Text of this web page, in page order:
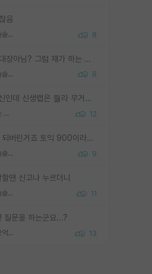
음
AI 학회들 거품 슬슬 지적이 나오네요 8
open ai가 ai대장아님? 그럼 쟤가 하는 말이 다 맞겠네
AI 학회들 거품 슬슬 지적이 나오네요 8
신생랩 1기 출신인데 신생랩은 줠라 무거운 바벨 같은거임. 들면 대박인데 못들면 깔려 죽음. 아무도 알려주지 않는 환경에서 자생해야하지만, 일단 살아남았다면 그 어떤 사람보다 악착같고 생존력 높은 사람으로 거듭날 수 있음
신생랩가지말라는 이유가 있었구나 12
뭐 토익같은게 되버린거죠 토익 900이라고 영어잘하는건 아닙니다만 잘하는사람은 다 900을 넘는 그런
AI 학회들 거품 슬슬 지적이 나오네요 9
땐 신고나 누르더니
AI 학회들 거품 슬슬 지적이 나오네요 11
질문을 하는군요...?
박사진학하기에 2억은 괜찮은 (?) 정도의 경제력인가요 13